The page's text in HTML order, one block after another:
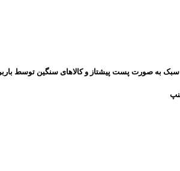
سبک به صورت پست پیشتاز و کالاهای سنگین توسط